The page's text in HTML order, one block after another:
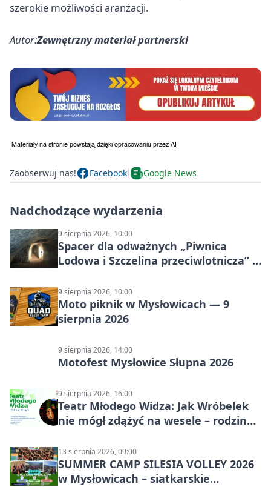
szerokie możliwości aranżacji.
Autor:Zewnętrzny materiał partnerski
Zaobserwuj nas! Facebook Google News
Nadchodzące wydarzenia
9 sierpnia 2026, 10:00
Spacer dla odważnych „Piwnica
Lodowa i Szczelina przeciwlotnicza” –
9 sierpnia 2026, 10:00
Moto piknik w Mysłowicach — 9
sierpnia 2026
9 sierpnia 2026, 14:00
Motofest Mysłowice Słupna 2026
9 sierpnia 2026, 16:00
Teatr Młodego Widza: Jak Wróbelek
nie mógł zdążyć na wesele – rodzinny
13 sierpnia 2026, 09:00
SUMMER CAMP SILESIA VOLLEY 2026
w Mysłowicach – siatkarskie